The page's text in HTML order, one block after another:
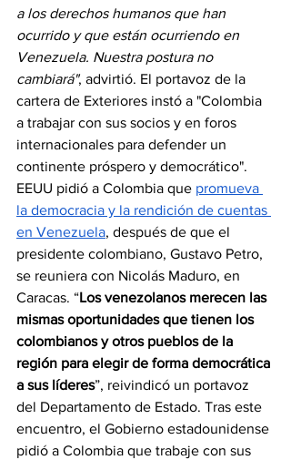
a los derechos humanos que han
ocurrido y que están ocurriendo en
Venezuela. Nuestra postura no
cambiará", advirtió. El portavoz de la
cartera de Exteriores instó a "Colombia
a trabajar con sus socios y en foros
internacionales para defender un
continente próspero y democrático".
EEUU pidió a Colombia que promueva
la democracia y la rendición de cuentas
en Venezuela, después de que el
presidente colombiano, Gustavo Petro,
se reuniera con Nicolás Maduro, en
Caracas. “Los venezolanos merecen las
mismas oportunidades que tienen los
colombianos y otros pueblos de la
región para elegir de forma democrática
a sus líderes”, reivindicó un portavoz
del Departamento de Estado. Tras este
encuentro, el Gobierno estadounidense
pidió a Colombia que trabaje con sus